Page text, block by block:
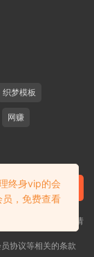
织梦模板
网赚
了您的合法权益，请
协议等相关的条款
终身vip的会
，免费查看